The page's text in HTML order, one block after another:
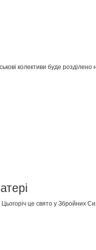
колективи буде розділено
це свято у Збройних